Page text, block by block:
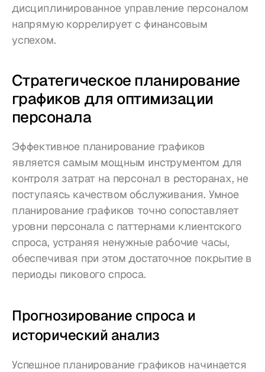
дисциплинированное управление персоналом
напрямую коррелирует с финансовым
успехом.
Стратегическое планирование
графиков для оптимизации
персонала
Эффективное планирование графиков
является самым мощным инструментом для
контроля затрат на персонал в ресторанах, не
поступаясь качеством обслуживания. Умное
планирование графиков точно сопоставляет
уровни персонала с паттернами клиентского
спроса, устраняя ненужные рабочие часы,
обеспечивая при этом достаточное покрытие в
периоды пикового спроса.
Прогнозирование спроса и
исторический анализ
Успешное планирование графиков начинается